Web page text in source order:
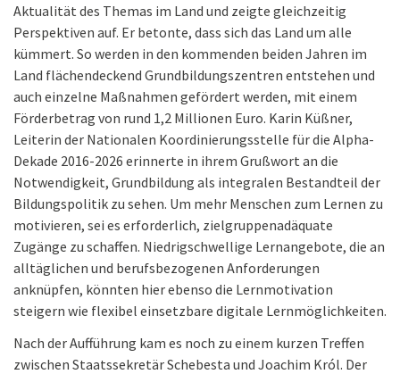
Aktualität des Themas im Land und zeigte gleichzeitig
Perspektiven auf. Er betonte, dass sich das Land um alle
kümmert. So werden in den kommenden beiden Jahren im
Land flächendeckend Grundbildungszentren entstehen und
auch einzelne Maßnahmen gefördert werden, mit einem
Förderbetrag von rund 1,2 Millionen Euro. Karin Küßner,
Leiterin der Nationalen Koordinierungsstelle für die Alpha-
Dekade 2016-2026 erinnerte in ihrem Grußwort an die
Notwendigkeit, Grundbildung als integralen Bestandteil der
Bildungspolitik zu sehen. Um mehr Menschen zum Lernen zu
motivieren, sei es erforderlich, zielgruppenadäquate
Zugänge zu schaffen. Niedrigschwellige Lernangebote, die an
alltäglichen und berufsbezogenen Anforderungen
anknüpfen, könnten hier ebenso die Lernmotivation
steigern wie flexibel einsetzbare digitale Lernmöglichkeiten.
Nach der Aufführung kam es noch zu einem kurzen Treffen
zwischen Staatssekretär Schebesta und Joachim Król. Der